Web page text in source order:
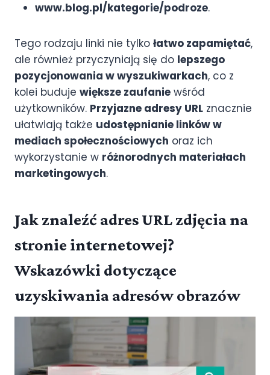
www.blog.pl/kategorie/podroze.
Tego rodzaju linki nie tylko łatwo zapamiętać,
ale również przyczyniają się do lepszego
pozycjonowania w wyszukiwarkach, co z
kolei buduje większe zaufanie wśród
użytkowników. Przyjazne adresy URL znacznie
ułatwiają także udostępnianie linków w
mediach społecznościowych oraz ich
wykorzystanie w różnorodnych materiałach
marketingowych.
Jak znaleźć adres URL zdjęcia na
stronie internetowej?
Wskazówki dotyczące
uzyskiwania adresów obrazów